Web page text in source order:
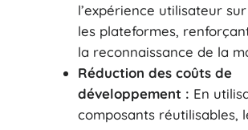
l’expérience utilisateur
les plateformes,
la reconnaissance de la
Réduction des coûts de
développement : En
composants réutilisables,